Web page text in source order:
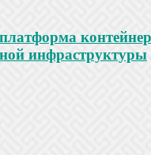
инфраструктуры